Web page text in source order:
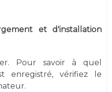
et d'installation
Pour savoir à quel
enregistré, vérifiez le